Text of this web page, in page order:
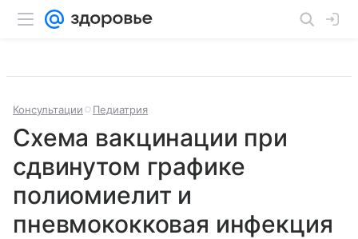
Консультации Педиатрия
Схема вакцинации при
сдвинутом графике
полиомиелит и
пневмококковая инфекция